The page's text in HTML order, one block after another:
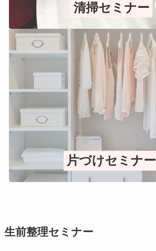
清掃セミナー
片づけセミナー
生前整理セミナー